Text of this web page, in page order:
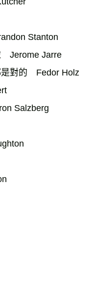
Stanton
Jerome Jarre
對的　Fedor Holz
Salzberg